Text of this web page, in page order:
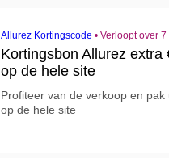
Allurez Kortingscode • Verloopt over 7
Kortingsbon Allurez
op de hele site
Profiteer van de verkoop en
op de hele site